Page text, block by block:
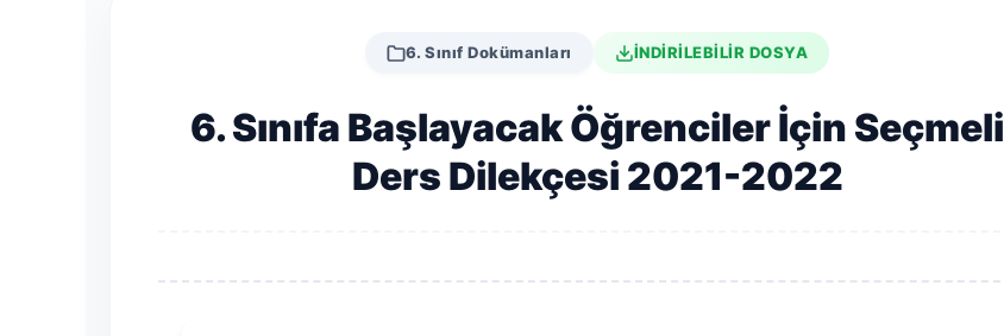
6. Sınıf Dokümanları İNDİRİLEBİLİR DOSYA
6. Sınıfa Başlayacak Öğrenciler İçin Seçmeli
Ders Dilekçesi 2021-2022